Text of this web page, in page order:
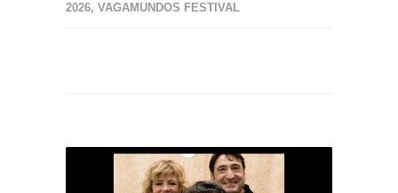
2026, VAGAMUNDOS FESTIVAL